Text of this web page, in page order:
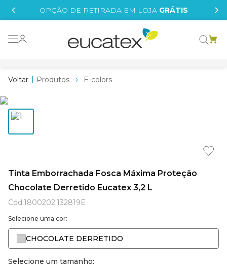
OPÇÃO DE RETIRADA EM LOJA GRÁTIS
Produtos E-colors
Tinta Emborrachada Fosca Máxima Proteção
Chocolate Derretido Eucatex 3,2 L
Cód:1800202.132819E
Selecione uma cor:
CHOCOLATE DERRETIDO
Selecione um tamanho:
tinta
tinta